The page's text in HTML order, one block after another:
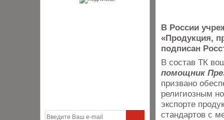
В России
«Продукция,
подписан
В состав ТК
помощник
призвано
религиозным
экспорте
стандартов с